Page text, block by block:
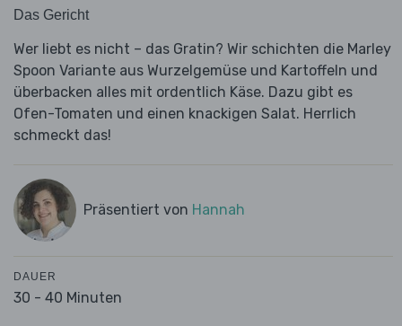
Das Gericht
Wer liebt es nicht – das Gratin? Wir schichten die Marley
Spoon Variante aus Wurzelgemüse und Kartoffeln und
überbacken alles mit ordentlich Käse. Dazu gibt es
Ofen-Tomaten und einen knackigen Salat. Herrlich
schmeckt das!
Präsentiert von Hannah
DAUER
30 - 40 Minuten